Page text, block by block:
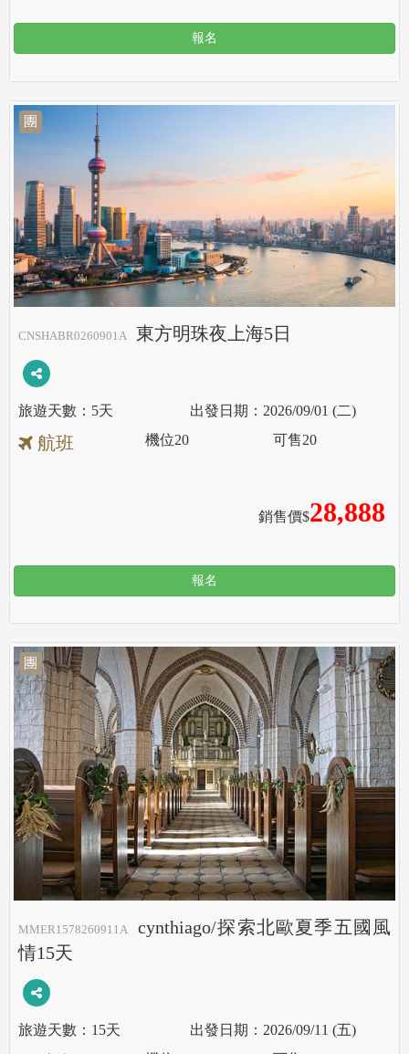
報名
團
CNSHABR0260901A 東方明珠夜上海5日
5天 2026/09/01 (二)
航班
銷售價$28,888
機位20 可售20
報名
團
MMER1578260911A
cynthiago/探索北歐夏季五國風
情15天
15天 2026/09/11 (五)